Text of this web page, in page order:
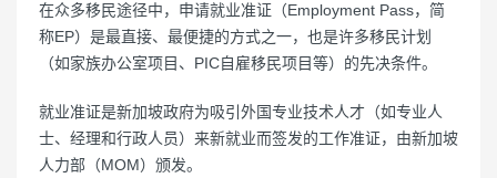
在众多移民途径中，申请就业准证（Employment Pass，简
称EP）是最直接、最便捷的方式之一，也是许多移民计划
（如家族办公室项目、PIC自雇移民项目等）的先决条件。
就业准证是新加坡政府为吸引外国专业技术人才（如专业人
士、经理和行政人员）来新就业而签发的工作准证，由新加坡
人力部（MOM）颁发。